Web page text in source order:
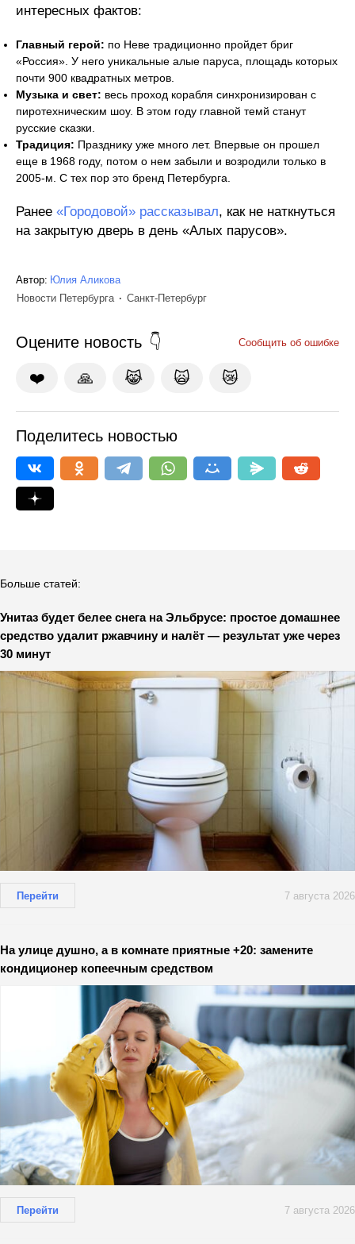
интересных фактов:
Главный герой: по Неве традиционно пройдет бриг
«Россия». У него уникальные алые паруса, площадь которых
почти 900 квадратных метров.
Музыка и свет: весь проход корабля синхронизирован с
пиротехническим шоу. В этом году главной темй станут
русские сказки.
Традиция: Празднику уже много лет. Впервые он прошел
еще в 1968 году, потом о нем забыли и возродили только в
2005-м. С тех пор это бренд Петербурга.
Ранее «Городовой» рассказывал, как не наткнуться
на закрытую дверь в день «Алых парусов».
Автор: Юлия Аликова
Новости Петербурга
Санкт-Петербург
Оцените новость Сообщить об ошибке
❤️ 🙏 😹 🙀 😿
Поделитесь новостью
Больше статей:
Унитаз будет белее снега на Эльбрусе: простое домашнее
средство удалит ржавчину и налёт — результат уже через
30 минут
Перейти 7 августа 2026
На улице душно, а в комнате приятные +20: замените
кондиционер копеечным средством
Перейти 7 августа 2026